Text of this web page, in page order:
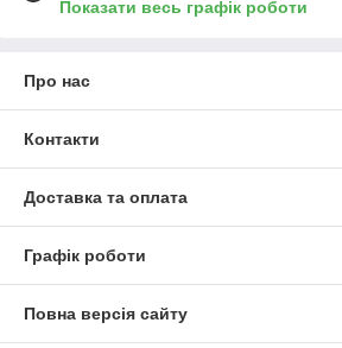
Показати весь графік роботи
Про нас
Контакти
Доставка та оплата
Графік роботи
Повна версія сайту